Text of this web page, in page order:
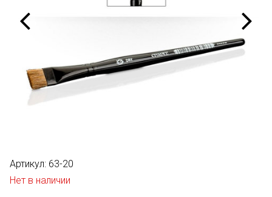
Артикул: 63-20
Нет в наличии